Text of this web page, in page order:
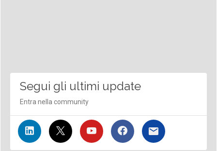
Segui gli ultimi update
Entra nella community